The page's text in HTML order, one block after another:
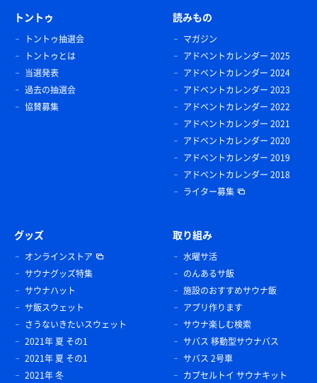
トントゥ
トントゥ抽選会
トントゥとは
当選発表
過去の抽選会
協賛募集
読みもの
マガジン
アドベントカレンダー 2025
アドベントカレンダー 2024
アドベントカレンダー 2023
アドベントカレンダー 2022
アドベントカレンダー 2021
アドベントカレンダー 2020
アドベントカレンダー 2019
アドベントカレンダー 2018
ライター募集
グッズ
オンラインストア
サウナグッズ特集
サウナハット
サ飯スウェット
さうないきたいスウェット
2021年 夏 その1
2021年 夏 その1
2021年 冬
取り組み
水曜サ活
のんあるサ飯
施設のおすすめサウナ飯
アプリ作ります
サウナ楽しむ検索
サバス 移動型サウナバス
サバス 2号車
カプセルトイ サウナキット